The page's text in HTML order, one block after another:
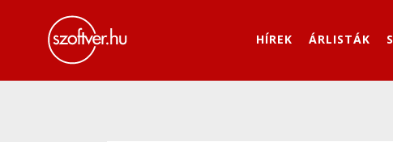
HÍREK ÁRLISTÁK